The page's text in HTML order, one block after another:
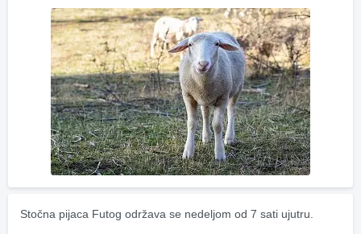
Stočna pijaca Futog održava se nedeljom od 7 sati ujutru.